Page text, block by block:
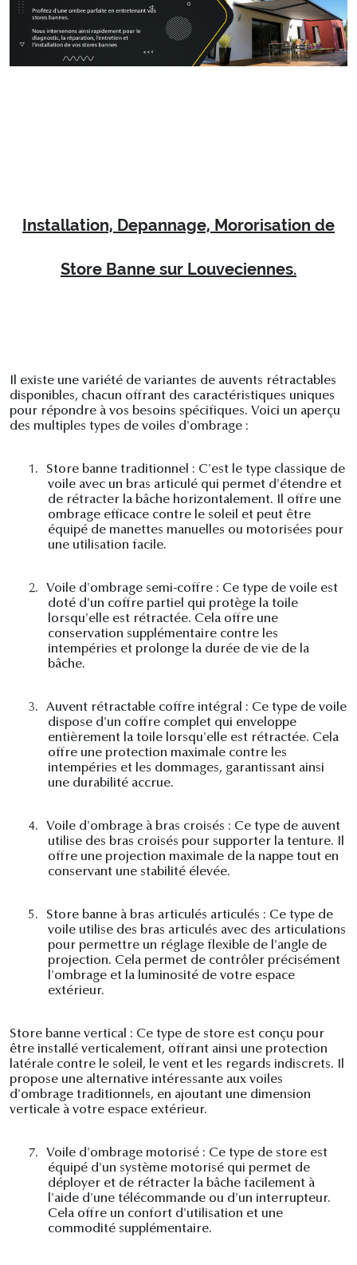
Installation, Depannage, Mororisation de
Store Banne sur Louveciennes.
Il existe une variété de variantes de auvents rétractables
disponibles, chacun offrant des caractéristiques uniques
pour répondre à vos besoins spécifiques. Voici un aperçu
des multiples types de voiles d'ombrage :
1.
Store banne traditionnel : C'est le type classique de
voile avec un bras articulé qui permet d'étendre et
de rétracter la bâche horizontalement. Il offre une
ombrage efficace contre le soleil et peut être
équipé de manettes manuelles ou motorisées pour
une utilisation facile.
2.
Voile d'ombrage semi-coffre : Ce type de voile est
doté d'un coffre partiel qui protège la toile
lorsqu'elle est rétractée. Cela offre une
conservation supplémentaire contre les
intempéries et prolonge la durée de vie de la
bâche.
3.
Auvent rétractable coffre intégral : Ce type de voile
dispose d'un coffre complet qui enveloppe
entièrement la toile lorsqu'elle est rétractée. Cela
offre une protection maximale contre les
intempéries et les dommages, garantissant ainsi
une durabilité accrue.
4.
Voile d'ombrage à bras croisés : Ce type de auvent
utilise des bras croisés pour supporter la tenture. Il
offre une projection maximale de la nappe tout en
conservant une stabilité élevée.
5.
Store banne à bras articulés articulés : Ce type de
voile utilise des bras articulés avec des articulations
pour permettre un réglage flexible de l'angle de
projection. Cela permet de contrôler précisément
l'ombrage et la luminosité de votre espace
extérieur.
Store banne vertical : Ce type de store est conçu pour
être installé verticalement, offrant ainsi une protection
latérale contre le soleil, le vent et les regards indiscrets. Il
propose une alternative intéressante aux voiles
d'ombrage traditionnels, en ajoutant une dimension
verticale à votre espace extérieur.
7.
Voile d'ombrage motorisé : Ce type de store est
équipé d'un système motorisé qui permet de
déployer et de rétracter la bâche facilement à
l'aide d'une télécommande ou d'un interrupteur.
Cela offre un confort d'utilisation et une
commodité supplémentaire.